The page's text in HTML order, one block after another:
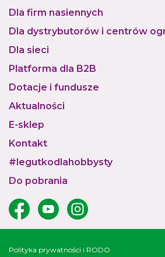
Dla firm nasiennych
Dla dystrybutorów i centrów
Dla sieci
Platforma dla B2B
Dotacje i fundusze
Aktualności
E-sklep
Kontakt
#legutkodlahobbysty
Do pobrania
Polityka prywatności i RODO